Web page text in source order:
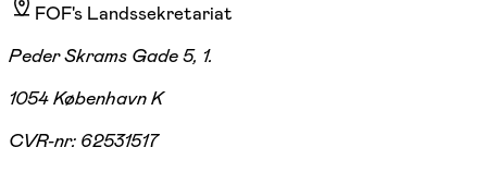
FOF's Landssekretariat
Peder Skrams Gade 5, 1.
1054 København K
CVR-nr: 62531517